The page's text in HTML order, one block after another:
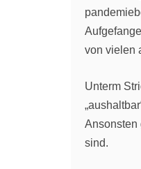
von vielen
Unterm
Ansonsten
sind.